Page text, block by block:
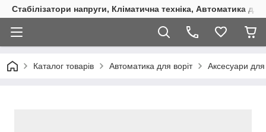
Стабілізатори напруги, Кліматична техніка, Автоматика
Каталог товарів Автоматика для воріт Аксесуари